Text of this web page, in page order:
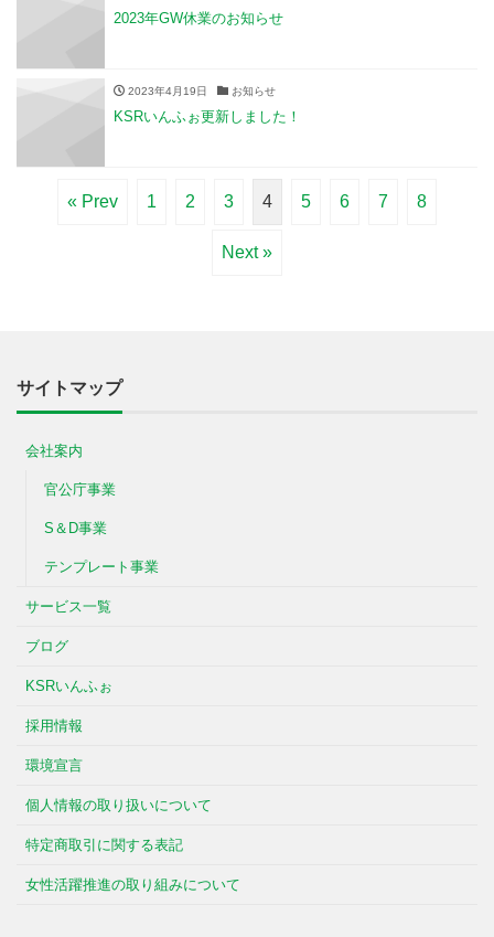
2023年GW休業のお知らせ
2023年4月19日 お知らせ
KSRいんふぉ更新しました！
« Prev 1 2 3 4 5 6 7 8
Next »
サイトマップ
会社案内
官公庁事業
S＆D事業
テンプレート事業
サービス一覧
ブログ
KSRいんふぉ
採用情報
環境宣言
個人情報の取り扱いについて
特定商取引に関する表記
女性活躍推進の取り組みについて